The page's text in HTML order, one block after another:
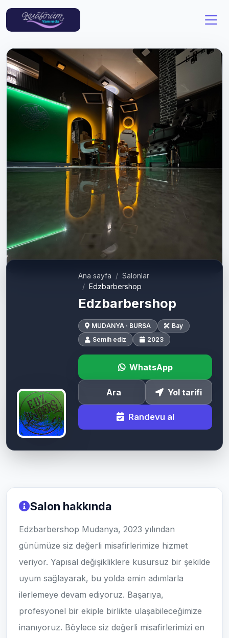
Ana sayfa
Salonlar
Edzbarbershop
Edzbarbershop
MUDANYA · BURSA
Bay
Semih ediz
2023
WhatsApp
Ara Yol tarifi
Randevu al
Salon hakkında
Edzbarbershop Mudanya, 2023 yılından
günümüze siz değerli misafirlerimize hizmet
veriyor. Yapısal değişikliklere kusursuz bir şekilde
uyum sağlayarak, bu yolda emin adımlarla
ilerlemeye devam ediyoruz. Başarıya,
profesyonel bir ekiple birlikte ulaşabileceğimize
inanıyoruz. Böylece siz değerli misafirlerimizi en